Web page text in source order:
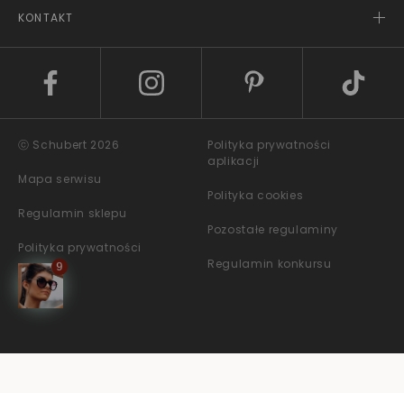
KONTAKT
ⓒ Schubert 2026
Mapa serwisu
Regulamin sklepu
Polityka prywatności
Polityka prywatności
aplikacji
Polityka cookies
Pozostałe regulaminy
Regulamin konkursu